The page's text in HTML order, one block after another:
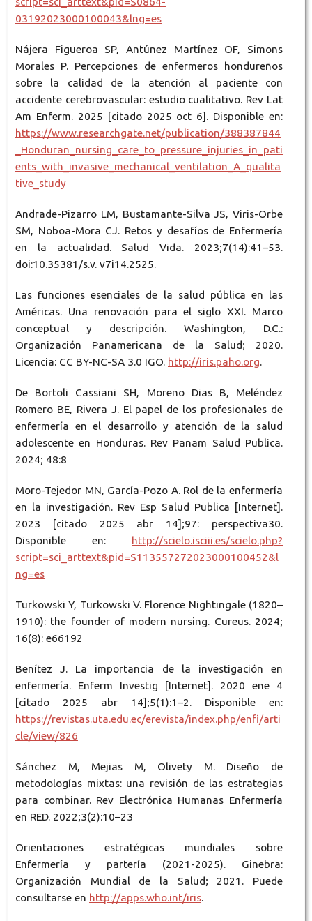
03192023000100043&lng=es
Nájera Figueroa SP, Antúnez Martínez OF, Simons
Morales P. Percepciones de enfermeros hondureños
sobre la calidad de la atención al paciente con
accidente cerebrovascular: estudio cualitativo. Rev Lat
Am Enferm. 2025 [citado 2025 oct 6]. Disponible en:
https://www.researchgate.net/publication/388387844
_Honduran_nursing_care_to_pressure_injuries_in_pati
ents_with_invasive_mechanical_ventilation_A_qualita
tive_study
Andrade-Pizarro LM, Bustamante-Silva JS, Viris-Orbe
SM, Noboa-Mora CJ. Retos y desafíos de Enfermería
en la actualidad. Salud Vida. 2023;7(14):41–53.
doi:10.35381/s.v. v7i14.2525.
Las funciones esenciales de la salud pública en las
Américas. Una renovación para el siglo XXI. Marco
conceptual y descripción. Washington, D.C.:
Organización Panamericana de la Salud; 2020.
Licencia: CC BY-NC-SA 3.0 IGO. http://iris.paho.org.
De Bortoli Cassiani SH, Moreno Dias B, Meléndez
Romero BE, Rivera J. El papel de los profesionales de
enfermería en el desarrollo y atención de la salud
adolescente en Honduras. Rev Panam Salud Publica.
2024; 48:8
Moro-Tejedor MN, García-Pozo A. Rol de la enfermería
en la investigación. Rev Esp Salud Publica [Internet].
2023 [citado 2025 abr 14];97: perspectiva30.
Disponible en: http://scielo.isciii.es/scielo.php?
script=sci_arttext&pid=S113557272023000100452&l
ng=es
Turkowski Y, Turkowski V. Florence Nightingale (1820–
1910): the founder of modern nursing. Cureus. 2024;
16(8): e66192
Benítez J. La importancia de la investigación en
enfermería. Enferm Investig [Internet]. 2020 ene 4
[citado 2025 abr 14];5(1):1–2. Disponible en:
https://revistas.uta.edu.ec/erevista/index.php/enfi/arti
cle/view/826
Sánchez M, Mejias M, Olivety M. Diseño de
metodologías mixtas: una revisión de las estrategias
para combinar. Rev Electrónica Humanas Enfermería
en RED. 2022;3(2):10–23
Orientaciones estratégicas mundiales sobre
Enfermería y partería (2021-2025). Ginebra:
Organización Mundial de la Salud; 2021. Puede
consultarse en http://apps.who.int/iris.